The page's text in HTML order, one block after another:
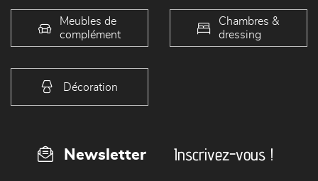
Meubles de
complément
Chambres &
dressing
Décoration
Newsletter Inscrivez-vous !